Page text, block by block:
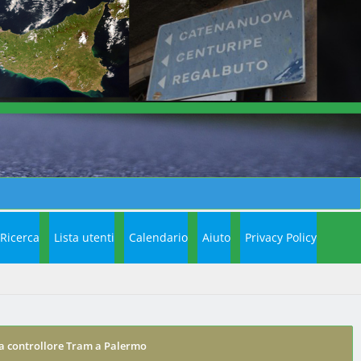
Ricerca Lista utenti Calendario Aiuto Privacy Policy
controllore Tram a Palermo